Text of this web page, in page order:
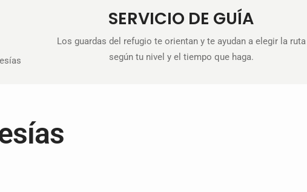
SERVICIO DE GUÍA
Los guardas del refugio te orientan y te ayudan a elegir la ruta
según tu nivel y el tiempo que haga.